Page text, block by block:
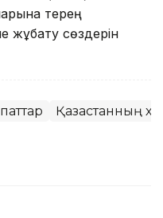
терең
жұбату сөздерін
Қазақстанның